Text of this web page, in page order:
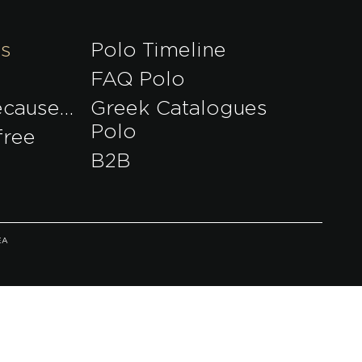
Polo Timeline
FAQ Polo
Greek Catalogues
Polo
B2B